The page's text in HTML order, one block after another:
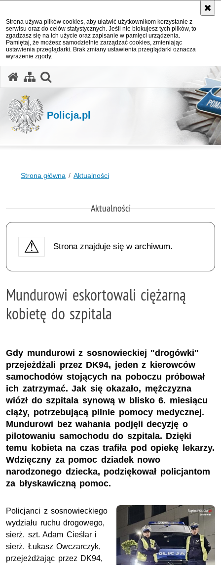
Strona używa plików cookies, aby ułatwić użytkownikom korzystanie z
serwisu oraz do celów statystycznych. Jeśli nie blokujesz tych plików, to
zgadzasz się na ich użycie oraz zapisanie w pamięci urządzenia.
Pamiętaj, że możesz samodzielnie zarządzać cookies, zmieniając
ustawienia przeglądarki. Brak zmiany ustawienia przeglądarki oznacza
wyrażenie zgody.
Policja.pl
Strona główna Aktualności
Aktualności
Strona znajduje się w archiwum.
Mundurowi eskortowali ciężarną
kobietę do szpitala
Gdy mundurowi z sosnowieckiej "drogówki"
przejeżdżali przez DK94, jeden z kierowców
samochodów stojących na poboczu próbował
ich zatrzymać. Jak się okazało, mężczyzna
wiózł do szpitala synową w blisko 6. miesiącu
ciąży, potrzebującą pilnie pomocy medycznej.
Mundurowi bez wahania podjęli decyzję o
pilotowaniu samochodu do szpitala. Dzięki
temu kobieta na czas trafiła pod opiekę lekarzy.
Wdzięczny za pomoc dziadek nowo
narodzonego dziecka, podziękował policjantom
za błyskawiczną pomoc.
Policjanci z sosnowieckiego
wydziału ruchu drogowego,
sierż. szt. Adam Cieślar i
sierż. Łukasz Owczarczyk,
przejeżdżając przez DK94,